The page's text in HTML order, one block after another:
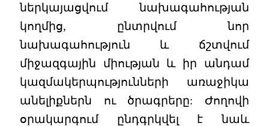
ներկայացվում նախագահության
կողմից, ընտրվում նոր
նախագահություն և ճշտվում
միջազգային միության և իր անդամ
կազմակերպությունների առաջիկա
անելիքներն ու ծրագրերը: Ժողովի
օրակարգում ընդգրկվել է նաև